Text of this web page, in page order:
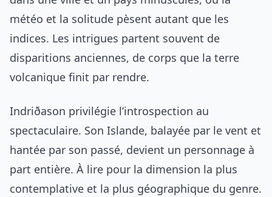
météo et la solitude pèsent autant que les
indices. Les intrigues partent souvent de
disparitions anciennes, de corps que la terre
volcanique finit par rendre.
Indriðason privilégie l’introspection au
spectaculaire. Son Islande, balayée par le vent et
hantée par son passé, devient un personnage à
part entière. À lire pour la dimension la plus
contemplative et la plus géographique du genre.